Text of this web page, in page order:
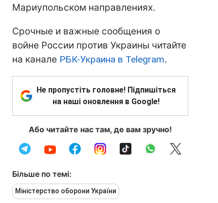
Мариупольском направлениях.
Срочные и важные сообщения о
войне России против Украины читайте
на канале РБК-Украина в Telegram.
Не пропустіть головне! Підпишіться
на наші оновлення в Google!
Або читайте нас там, де вам зручно!
Більше по темі:
Міністерство оборони України